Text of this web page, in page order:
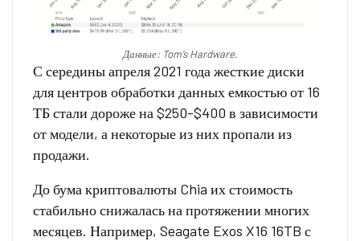
Данные: Tom’s Hardware.
С середины апреля 2021 года жесткие диски
для центров обработки данных емкостью от 16
ТБ стали дороже на $250-$400 в зависимости
от модели, а некоторые из них пропали из
продажи.
До бума криптовалюты Chia их стоимость
стабильно снижалась на протяжении многих
месяцев. Например, Seagate Exos X16 16TB с